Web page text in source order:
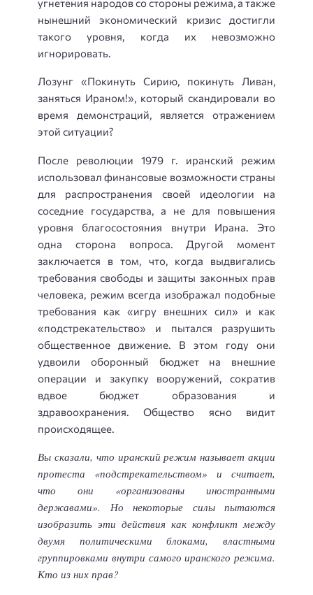
угнетения народов со стороны режима, а также
нынешний экономический кризис достигли
такого уровня, когда их невозможно
игнорировать.
Лозунг «Покинуть Сирию, покинуть Ливан,
заняться Ираном!», который скандировали во
время демонстраций, является отражением
этой ситуации?
После революции 1979 г. иранский режим
использовал финансовые возможности страны
для распространения своей идеологии на
соседние государства, а не для повышения
уровня благосостояния внутри Ирана. Это
одна сторона вопроса. Другой момент
заключается в том, что, когда выдвигались
требования свободы и защиты законных прав
человека, режим всегда изображал подобные
требования как «игру внешних сил» и как
«подстрекательство» и пытался разрушить
общественное движение. В этом году они
удвоили оборонный бюджет на внешние
операции и закупку вооружений, сократив
вдвое бюджет образования и
здравоохранения. Общество ясно видит
происходящее.
Вы сказали, что иранский режим называет акции
протеста «подстрекательством» и считает,
что они «организованы иностранными
державами». Но некоторые силы пытаются
изобразить эти действия как конфликт между
двумя политическими блоками, властными
группировками внутри самого иранского режима.
Кто из них прав?